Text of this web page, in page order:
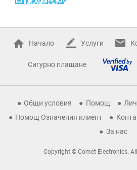
Начало Услуги
Сигурно плащане
Общи условия Помощ
Помощ Означения клиент
За нас
Copyright © Comet Electronics.